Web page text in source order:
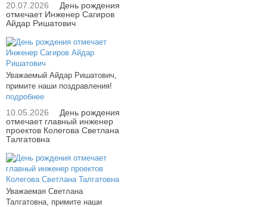
20.07.2026
День рождения
отмечает Инженер Сагиров
Айдар Ришатович
Уважаемый Айдар Ришатович,
примите наши поздравления!
подробнее
10.05.2026
День рождения
отмечает главный инженер
проектов Колегова Светлана
Талгатовна
Уважаемая Светлана
Талгатовна, примите наши